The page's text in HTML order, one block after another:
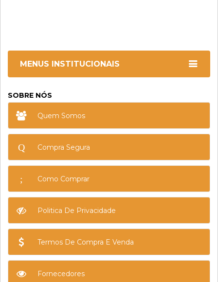
MENUS INSTITUCIONAIS
SOBRE NÓS
Quem Somos
Compra Segura
Como Comprar
Politica De Privacidade
Termos De Compra E Venda
Fornecedores